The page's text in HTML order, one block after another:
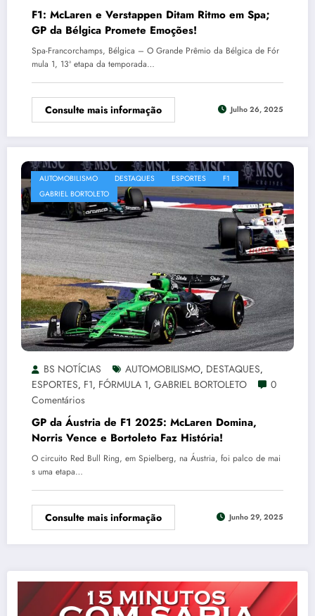
F1: McLaren e Verstappen Ditam Ritmo em Spa;
GP da Bélgica Promete Emoções!
Spa-Francorchamps, Bélgica – O Grande Prêmio da Bélgica de Fór
mula 1, 13ª etapa da temporada…
Consulte mais informação Julho 26, 2025
AUTOMOBILISMO DESTAQUES ESPORTES
F1
GABRIEL BORTOLETO
BS NOTÍCIAS AUTOMOBILISMO, DESTAQUES,
ESPORTES, F1, FÓRMULA 1, GABRIEL BORTOLETO
0
Comentários
GP da Áustria de F1 2025: McLaren Domina,
Norris Vence e Bortoleto Faz História!
O circuito Red Bull Ring, em Spielberg, na Áustria, foi palco de mai
s uma etapa…
Consulte mais informação Junho 29, 2025